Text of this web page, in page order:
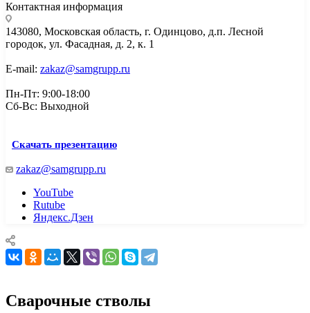
Контактная информация
143080, Mосковская область, г. Одинцово, д.п. Лесной
городок, ул. Фасадная, д. 2, к. 1
E-mail: zakaz@samgrupp.ru
Пн-Пт: 9:00-18:00
Сб-Вс: Выходной
Скачать презентацию
zakaz@samgrupp.ru
YouTube
Rutube
Яндекс.Дзен
Сварочные стволы